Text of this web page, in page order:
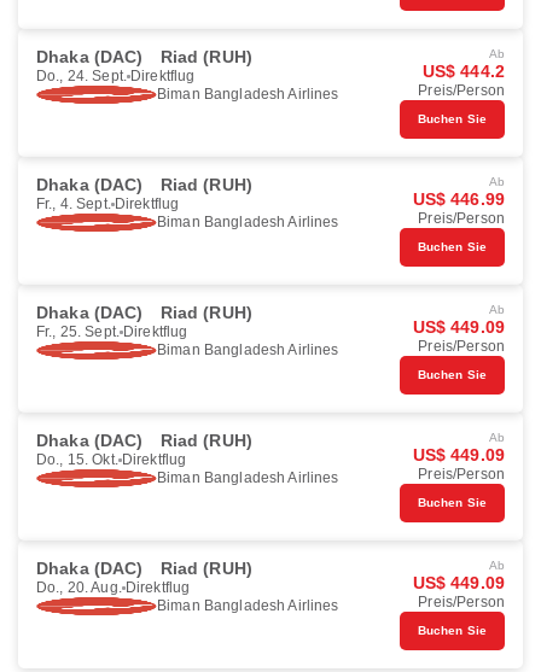
Dhaka (DAC) Riad (RUH)
Do., 24. Sept. Direktflug
Biman Bangladesh Airlines
Ab
US$ 444.2
Preis/Person
Buchen Sie
Dhaka (DAC) Riad (RUH)
Fr., 4. Sept. Direktflug
Biman Bangladesh Airlines
Ab
US$ 446.99
Preis/Person
Buchen Sie
Dhaka (DAC) Riad (RUH)
Fr., 25. Sept. Direktflug
Biman Bangladesh Airlines
Ab
US$ 449.09
Preis/Person
Buchen Sie
Dhaka (DAC) Riad (RUH)
Do., 15. Okt. Direktflug
Biman Bangladesh Airlines
Ab
US$ 449.09
Preis/Person
Buchen Sie
Dhaka (DAC) Riad (RUH)
Do., 20. Aug. Direktflug
Biman Bangladesh Airlines
Ab
US$ 449.09
Preis/Person
Buchen Sie